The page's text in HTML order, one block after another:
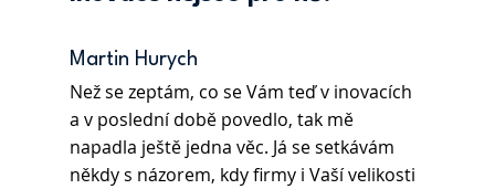
Martin Hurych
Než se zeptám, co se Vám teď v inovacích
a v poslední době povedlo, tak mě
napadla ještě jedna věc. Já se setkávám
někdy s názorem, kdy firmy i Vaší velikosti